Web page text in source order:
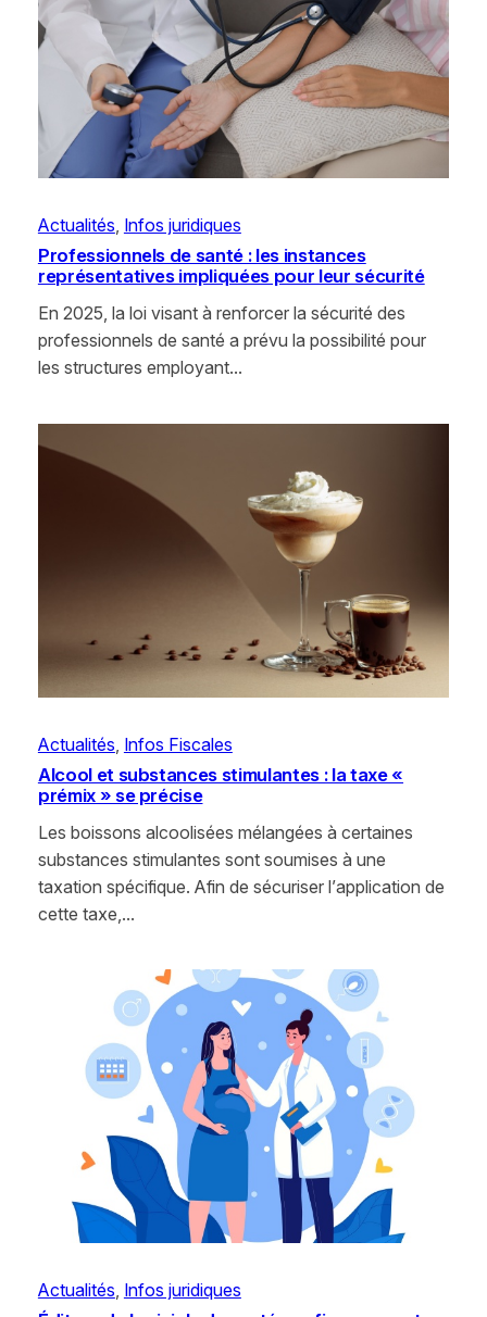
Actualités, Infos juridiques
Professionnels de santé : les instances
représentatives impliquées pour leur sécurité
En 2025, la loi visant à renforcer la sécurité des
professionnels de santé a prévu la possibilité pour
les structures employant…
Actualités Infos Fiscales
Alcool et substances stimulantes : la taxe «
prémix » se précise
Les boissons alcoolisées mélangées à certaines
substances stimulantes sont soumises à une
taxation spécifique. Afin de sécuriser l’application de
cette taxe,…
Actualités, Infos juridiques